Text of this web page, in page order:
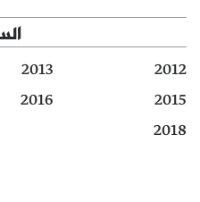
2012
2013
2015
2016
2018